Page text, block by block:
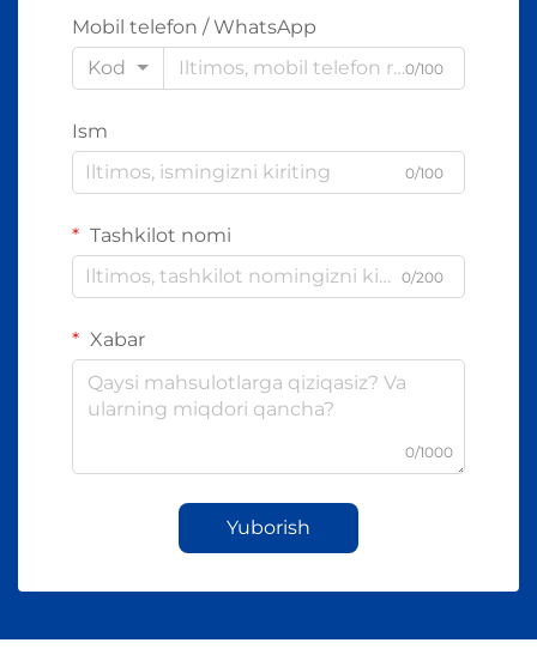
Mobil telefon / WhatsApp
Kod
0/100
Ism
0/100
Tashkilot nomi
0/200
Xabar
0/1000
Yuborish